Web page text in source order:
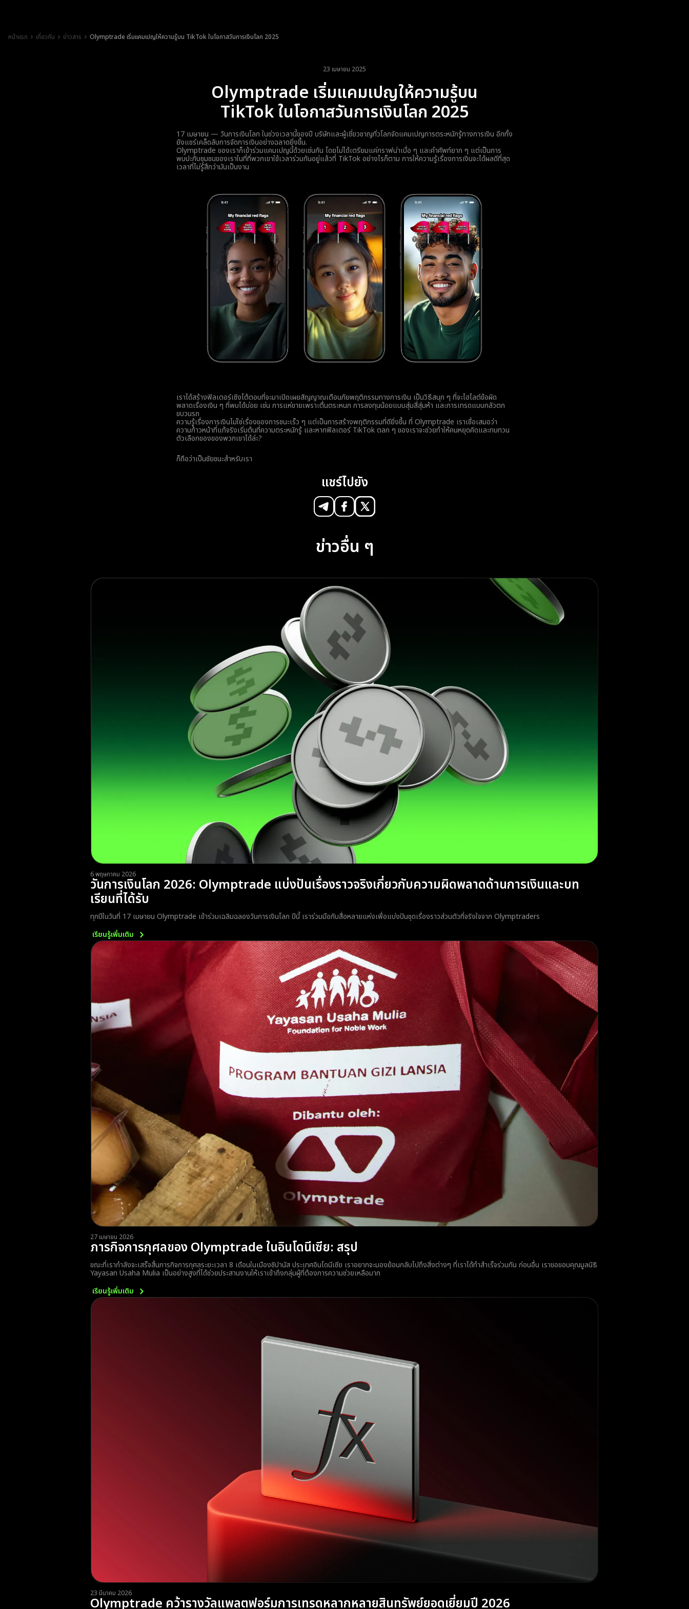
หน้าแรก เกี่ยวกับ ข่าวสาร Olymptrade เริ่มแคมเปญให้ความรู้บน TikTok ในโอกาสวันการเงินโลก 2025
23 เมษายน 2025
Olymptrade เริ่มแคมเปญให้ความรู้บน
TikTok ในโอกาสวันการเงินโลก 2025
17 เมษายน — วันการเงินโลก ในช่วงเวลานี้ของปี บริษัทและผู้เชี่ยวชาญทั่วโลกจัดแคมเปญการตระหนักรู้ทางการเงิน อีกทั้ง
ยังแชร์เคล็ดลับการจัดการเงินอย่างฉลาดยิ่งขึ้น.
Olymptrade ของเราก็เข้าร่วมแคมเปญนี้ด้วยเช่นกัน โดยไม่ได้เตรียมแค่กราฟน่าเบื่อ ๆ และคำศัพท์ยาก ๆ แต่เป็นการ
พบปะกับชุมชนของเราในที่ที่พวกเขาใช้เวลาร่วมกันอยู่แล้วที่ TikTok อย่างไรก็ตาม การให้ความรู้เรื่องการเงินจะได้ผลดีที่สุด
เวลาที่ไม่รู้สึกว่ามันเป็นงาน
เราได้สร้างฟิลเตอร์เชิงโต้ตอบที่จะมาเปิดเผยสัญญาณเตือนภัยพฤติกรรมทางการเงิน เป็นวิธีสนุก ๆ ที่จะไฮไลต์ข้อผิด
พลาดเรื่องเงิน ๆ ที่พบได้บ่อย เช่น การแห่ขายเพราะตื่นตระหนก การลงทุนน้อยแบบสุ่มสี่สุ่มห้า และการเทรดแบบกลัวตก
ขบวนรถ
ความรู้เรื่องการเงินไม่ใช่เรื่องของการชนะเร็ว ๆ แต่เป็นการสร้างพฤติกรรมที่ดียิ่งขึ้น ที่ Olymptrade เราเชื่อเสมอว่า
ความก้าวหน้าที่แท้จริงเริ่มต้นที่ความตระหนักรู้ และหากฟิลเตอร์ TikTok ตลก ๆ ของเราจะช่วยทำให้คนหยุดคิดและทบทวน
ตัวเลือกของของพวกเขาได้ล่ะ?
ก็ถือว่าเป็นชัยชนะสำหรับเรา
แชร์ไปยัง
ข่าวอื่น ๆ
6 พฤษภาคม 2026
วันการเงินโลก 2026: Olymptrade แบ่งปันเรื่องราวจริงเกี่ยวกับความผิดพลาดด้านการเงินและบท
เรียนที่ได้รับ
ทุกปีในวันที่ 17 เมษายน Olymptrade เข้าร่วมเฉลิมฉลองวันการเงินโลก ปีนี้ เราร่วมมือกับสื่อหลายแห่งเพื่อแบ่งปันชุดเรื่องราวส่วนตัวที่จริงใจจาก Olymptraders
เรียนรู้เพิ่มเติม
27 เมษายน 2026
ภารกิจการกุศลของ Olymptrade ในอินโดนีเซีย: สรุป
ขณะที่เรากำลังจะเสร็จสิ้นภารกิจการกุศลระยะเวลา 8 เดือนในเมืองซิปานัส ประเทศอินโดนีเซีย เราอยากจะมองย้อนกลับไปถึงสิ่งต่างๆ ที่เราได้ทำสำเร็จร่วมกัน ก่อนอื่น เราขอขอบคุณมูลนิธิ
Yayasan Usaha Mulia เป็นอย่างสูงที่ได้ช่วยประสานงานให้เราเข้าถึงกลุ่มผู้ที่ต้องการความช่วยเหลือมาก
เรียนรู้เพิ่มเติม
23 มีนาคม 2026
Olymptrade คว้ารางวัลแพลตฟอร์มการเทรดหลากหลายสินทรัพย์ยอดเยี่ยมปี 2026